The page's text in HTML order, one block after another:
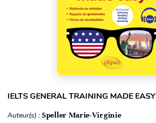
IELTS GENERAL TRAINING MADE EASY
Auteur(s) : Speller Marie-Virginie